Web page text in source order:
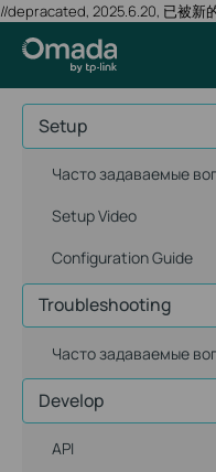
//depracated, 2025.6.20, 已被
Setup
Часто задаваемые
Setup Video
Configuration Guide
Troubleshooting
Часто задаваемые
Develop
API